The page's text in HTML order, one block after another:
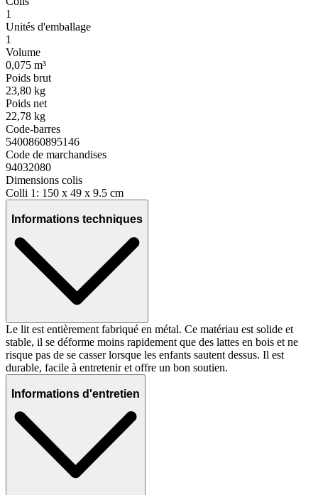
1
Unités d'emballage
1
Volume
0,075 m³
Poids brut
23,80 kg
Poids net
22,78 kg
Code-barres
5400860895146
Code de marchandises
94032080
Dimensions colis
Colli 1: 150 x 49 x 9.5 cm
Informations techniques
Le lit est entièrement fabriqué en métal. Ce matériau est solide et
stable, il se déforme moins rapidement que des lattes en bois et ne
risque pas de se casser lorsque les enfants sautent dessus. Il est
durable, facile à entretenir et offre un bon soutien.
Informations d'entretien